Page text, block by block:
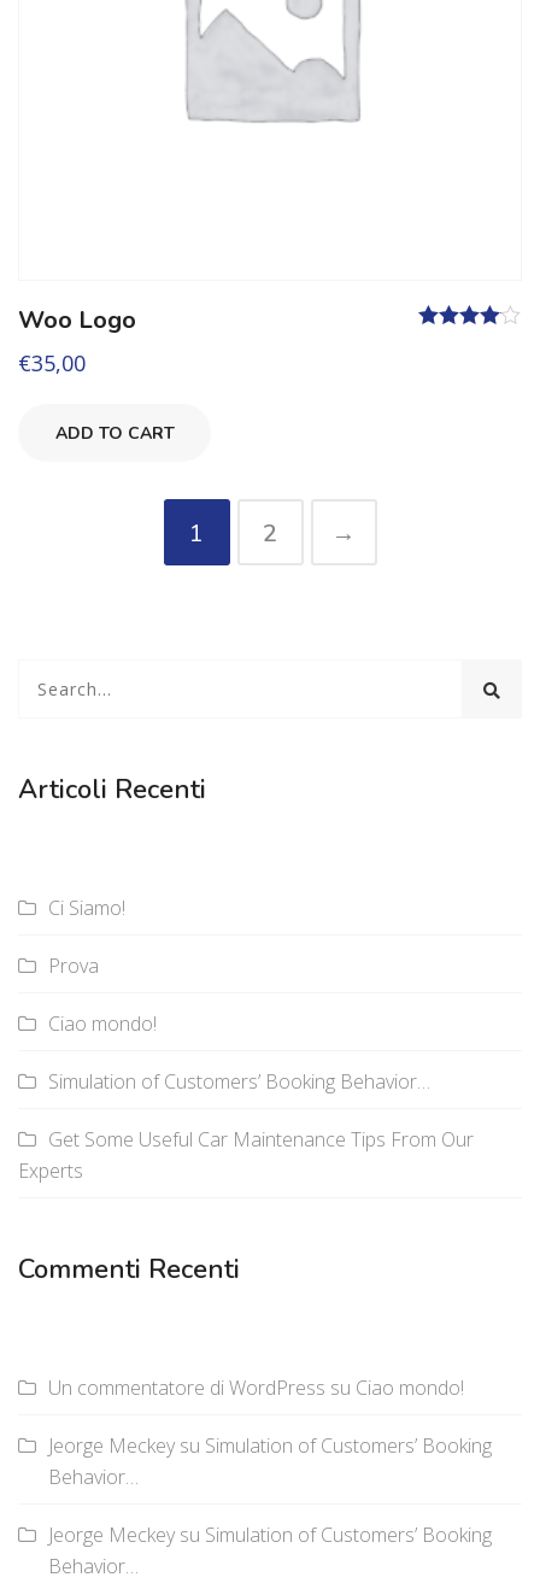
Woo Logo
€35,00
ADD TO CART
1 2 →
Articoli Recenti
Ci Siamo!
Prova
Ciao mondo!
Simulation of Customers’ Booking Behavior…
Get Some Useful Car Maintenance Tips From Our
Experts
Commenti Recenti
Un commentatore di WordPress su Ciao mondo!
Jeorge Meckey su Simulation of Customers’ Booking
Behavior…
Jeorge Meckey su Simulation of Customers’ Booking
Behavior…